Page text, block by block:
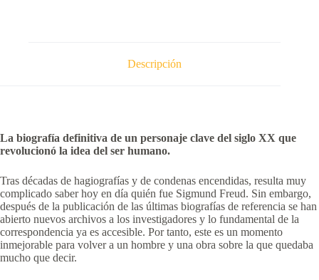
Descripción
La biografía definitiva de un personaje clave del siglo XX que
revolucionó la idea del ser humano.
Tras décadas de hagiografías y de condenas encendidas, resulta muy
complicado saber hoy en día quién fue Sigmund Freud. Sin embargo,
después de la publicación de las últimas biografías de referencia se han
abierto nuevos archivos a los investigadores y lo fundamental de la
correspondencia ya es accesible. Por tanto, este es un momento
inmejorable para volver a un hombre y una obra sobre la que quedaba
mucho que decir.